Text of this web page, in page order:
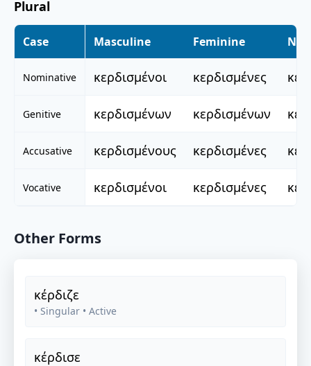
Plural
Case Masculine Feminine
Nominative κερδισμένοι κερδισμένες
Genitive κερδισμένων κερδισμένων
Accusative κερδισμένους κερδισμένες
Vocative κερδισμένοι κερδισμένες
Other Forms
κέρδιζε
• Singular • Active
κέρδισε